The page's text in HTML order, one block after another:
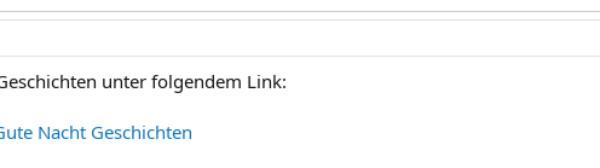
unter folgendem Link:
Nacht Geschichten